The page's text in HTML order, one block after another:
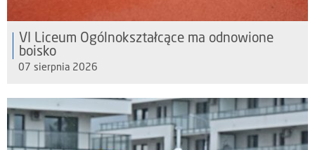
VI Liceum Ogólnokształcące ma odnowione
boisko
07 sierpnia 2026